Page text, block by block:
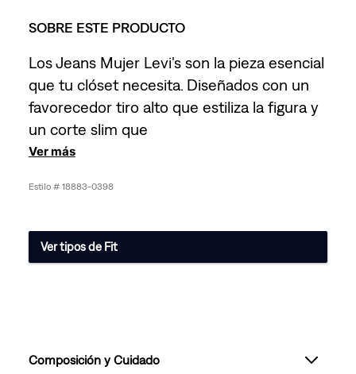
SOBRE ESTE PRODUCTO
Los Jeans Mujer Levi's son la pieza esencial
que tu clóset necesita. Diseñados con un
favorecedor tiro alto que estiliza la figura y
un corte slim que
Ver más
18883-0398
Ver tipos de Fit
Composición y Cuidado